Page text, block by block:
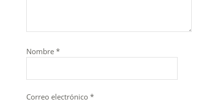
Nombre *
Correo electrónico *